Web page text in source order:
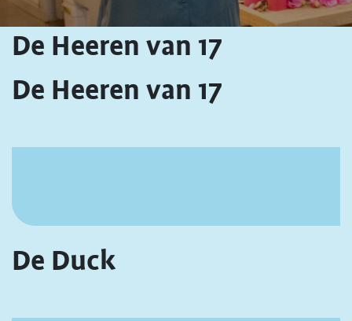
De Heeren van 17
De Heeren van 17
De Duck